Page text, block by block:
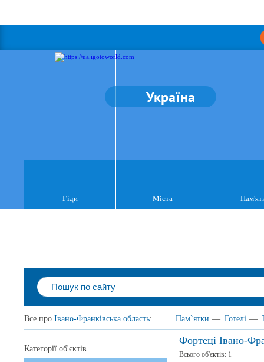
Україна
Гіди Міста
Все про Івано-Франківська область: Пам`ятки — Готелі —
Фортеці Івано-
Всього об'єктів: 1
Категорії об'єктів